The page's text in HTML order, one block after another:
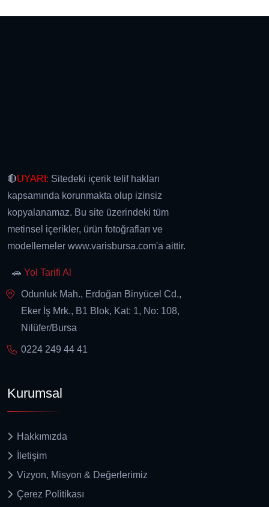
🔴UYARI: Sitedeki içerik telif hakları
kapsamında korunmakta olup izinsiz
kopyalanamaz. Bu site üzerindeki tüm
metinsel içerikler, ürün fotoğrafları ve
modellemeler www.varisbursa.com'a aittir.
🚗 Yol Tarifi Al
Odunluk Mah., Erdoğan Binyücel Cd.,
Eker İş Mrk., B1 Blok, Kat: 1, No: 108,
Nilüfer/Bursa
0224 249 44 41
Kurumsal
Hakkımızda
İletişim
Vizyon, Misyon & Değerlerimiz
Çerez Politikası